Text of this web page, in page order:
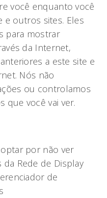
você enquanto você
e outros sites. Eles
para mostrar
da Internet,
a este site e
Nós não
ou controlamos
que você vai ver.
por não ver
Rede de Display
de